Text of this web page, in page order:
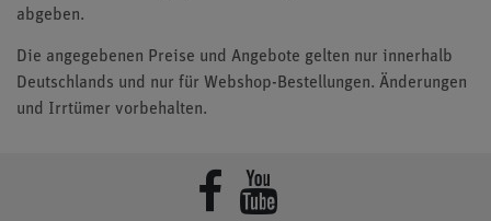
abgeben.
Die angegebenen Preise und Angebote gelten nur innerhalb
Deutschlands und nur für Webshop-Bestellungen. Änderungen
und Irrtümer vorbehalten.